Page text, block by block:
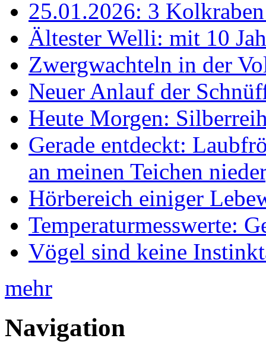
25.01.2026: 3
Ältester Welli: mit 10
Zwergwachteln in der
Neuer Anlauf der
Heute Morgen:
Gerade entdeckt:
an meinen Teichen
Hörbereich einiger
Temperaturmesswerte:
Vögel sind keine
mehr
Navigation